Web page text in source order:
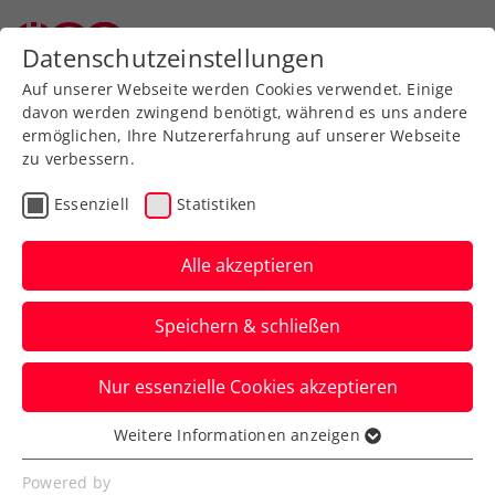
Zurück zur Newsübersicht
Turniere
ATP Antwerpen: Thiem
mit starken Nerven zum
besten Sieg seit seinem
Comeback
Das ÖTV-Aushängeschild schlägt den
topgesetzten Hubert Hurkacz nach
Abwehr von Matchbällen.
Datenschutzeinstellungen
Auf unserer Webseite werden Cookies verwendet. Einige
davon werden zwingend benötigt, während es uns andere
ermöglichen, Ihre Nutzererfahrung auf unserer Webseite
zu verbessern.
Essenziell Statistiken
Alle akzeptieren
Speichern & schließen
Nur essenzielle Cookies akzeptieren
Essenziell
Essenzielle Cookies werden für grundlegende
Weitere Informationen anzeigen
Powered by